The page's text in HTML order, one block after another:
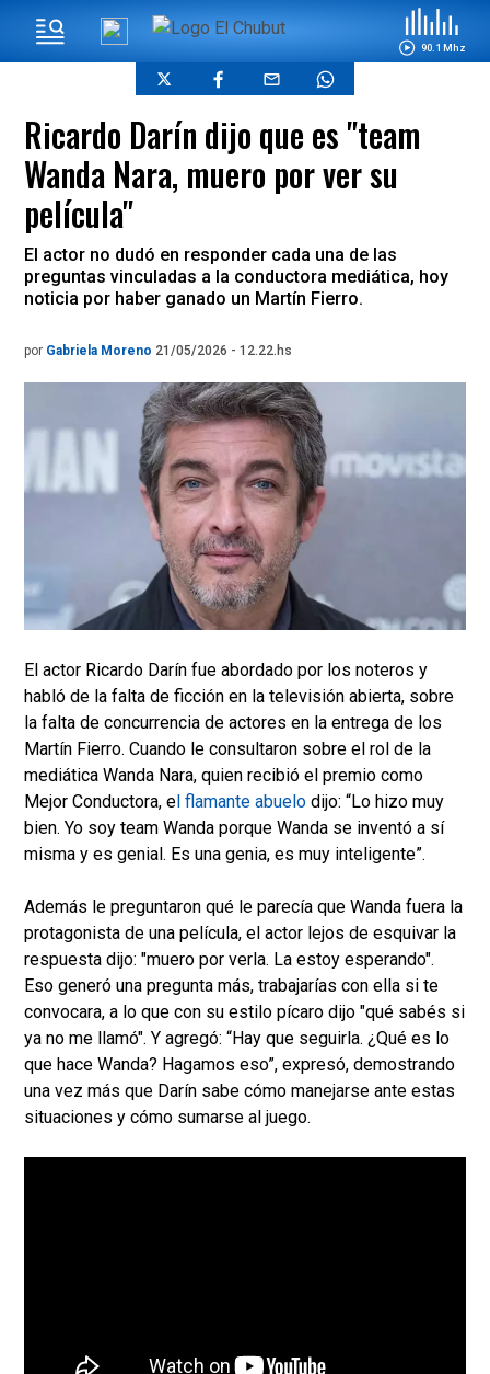
90.1 Mhz
Ricardo Darín dijo que es "team
Wanda Nara, muero por ver su
película"
El actor no dudó en responder cada una de las
preguntas vinculadas a la conductora mediática, hoy
noticia por haber ganado un Martín Fierro.
por Gabriela Moreno 21/05/2026 - 12.22.hs
El actor Ricardo Darín fue abordado por los noteros y
habló de la falta de ficción en la televisión abierta, sobre
la falta de concurrencia de actores en la entrega de los
Martín Fierro. Cuando le consultaron sobre el rol de la
mediática Wanda Nara, quien recibió el premio como
Mejor Conductora, e l flamante abuelo dijo: “Lo hizo muy
bien. Yo soy team Wanda porque Wanda se inventó a sí
misma y es genial. Es una genia, es muy inteligente”.
Además le preguntaron qué le parecía que Wanda fuera la
protagonista de una película, el actor lejos de esquivar la
respuesta dijo: "muero por verla. La estoy esperando".
Eso generó una pregunta más, trabajarías con ella si te
convocara, a lo que con su estilo pícaro dijo "qué sabés si
ya no me llamó". Y agregó: “Hay que seguirla. ¿Qué es lo
que hace Wanda? Hagamos eso”, expresó, demostrando
una vez más que Darín sabe cómo manejarse ante estas
situaciones y cómo sumarse al juego.